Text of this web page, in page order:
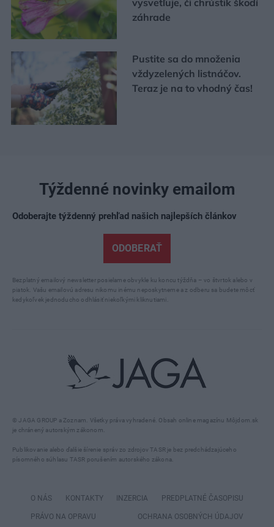
vysvetľuje, či chrústik škodí
záhrade
Pustite sa do množenia
vždyzelených listnáčov.
Teraz je na to vhodný čas!
© JAGA GROUP a Zoznam. Všetky práva vyhradené. Obsah online magazínu Môjdom.sk
je chránený autorským zákonom.
Publikovanie alebo ďalšie šírenie správ zo zdrojov TASR je bez predchádzajúceho
písomného súhlasu TASR porušením autorského zákona.
Týždenné novinky emailom
Odoberajte týždenný prehľad našich najlepších článkov
ODOBERAŤ
Bezplatný emailový newsletter posielame obvykle ku koncu týždňa – vo štvrtok alebo v
piatok. Vašu emailovú adresu nikomu inému neposkytneme a z odberu sa budete môcť
kedykoľvek jednoducho odhlásiť niekoľkými kliknutiami.
O NÁS KONTAKTY INZERCIA PREDPLATNÉ ČASOPISU
PRÁVO NA OPRAVU OCHRANA OSOBNÝCH ÚDAJOV